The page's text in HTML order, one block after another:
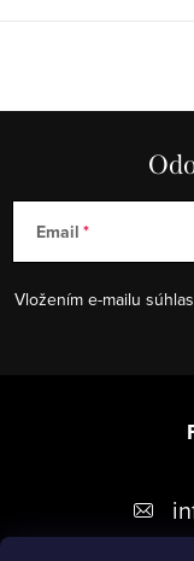
Email
Vložením e-mailu